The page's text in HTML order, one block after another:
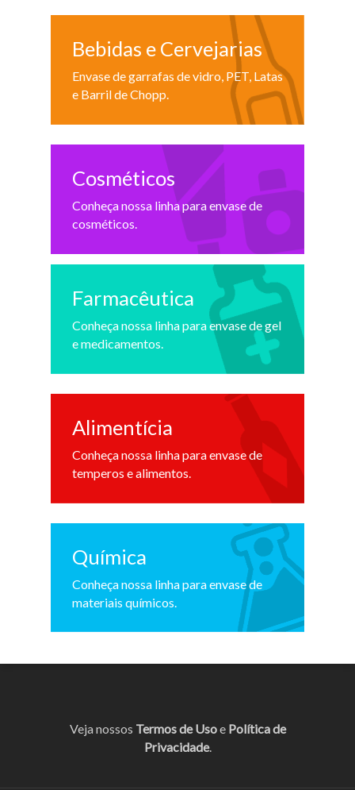
Bebidas e Cervejarias
Envase de garrafas de vidro, PET, Latas
e Barril de Chopp.
Cosméticos
Conheça nossa linha para envase de
cosméticos.
Farmacêutica
Conheça nossa linha para envase de gel
e medicamentos.
Alimentícia
Conheça nossa linha para envase de
temperos e alimentos.
Química
Conheça nossa linha para envase de
materiais químicos.
Veja nossos Termos de Usoe Política de
Privacidade.